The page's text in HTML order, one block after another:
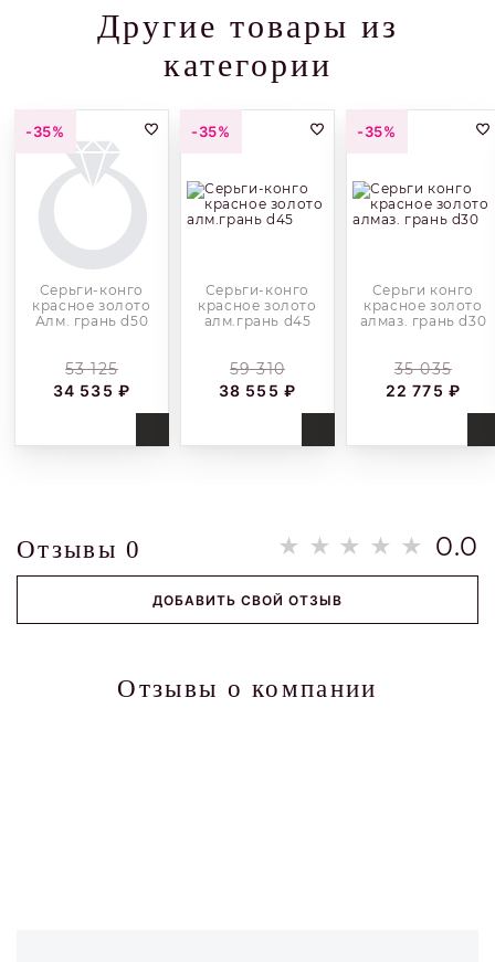
Другие товары из
категории
-35%
Серьги-конго
красное золото
Алм. грань d50
53 125
34 535 ₽
-35%
Серьги-конго
красное золото
алм.грань d45
59 310
38 555 ₽
-35%
Серьги конго
красное золото
алмаз. грань d30
35 035
22 775 ₽
Отзывы0 0.0
ДОБАВИТЬ СВОЙ ОТЗЫВ
Отзывы о компании